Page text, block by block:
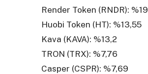
Render Token (RNDR): %19
Huobi Token (HT): %13,55
Kava (KAVA): %13,2
TRON (TRX): %7,76
Casper (CSPR): %7,69